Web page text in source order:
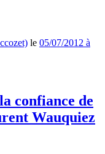
le 05/07/2012 à
confiance de
Wauquiez